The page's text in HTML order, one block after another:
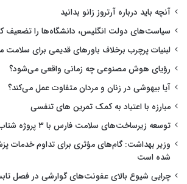
آنچه باید درباره آرتروز زانو بدانید
سیاست‌های دولت انگلیس، دانشگاه‌ها را تضعیف
لبنیات پرچرب برخلاف باورهای قدیمی برای
رؤیای هوش مصنوعی چه زمانی واقعی می‌شود؟
آیا بیهوشی در زنان و مردان متفاوت عمل می‌کند؟
مبارزه با اعتیاد به کمک تمرین های تنفسی
توسعه زیرساخت‌های سلامت فارس با ۳ پروژه شتاب گرفت
وزیر بهداشت: گام‌های مؤثری برای تداوم خدمات
شده است
چرایی شیوع بالای عفونت‌های گوارشی در فصل